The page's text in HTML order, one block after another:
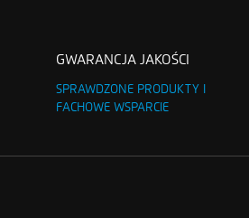
GWARANCJA JAKOŚCI
SPRAWDZONE PRODUKTY I
FACHOWE WSPARCIE